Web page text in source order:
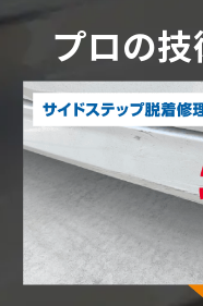
プロの技